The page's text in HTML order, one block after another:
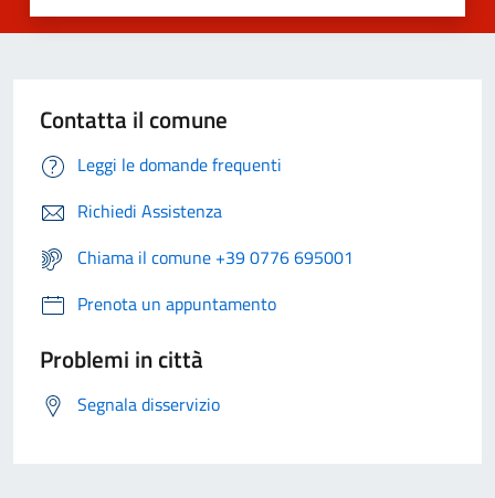
Contatta il comune
Leggi le domande frequenti
Richiedi Assistenza
Chiama il comune +39 0776 695001
Prenota un appuntamento
Problemi in città
Segnala disservizio